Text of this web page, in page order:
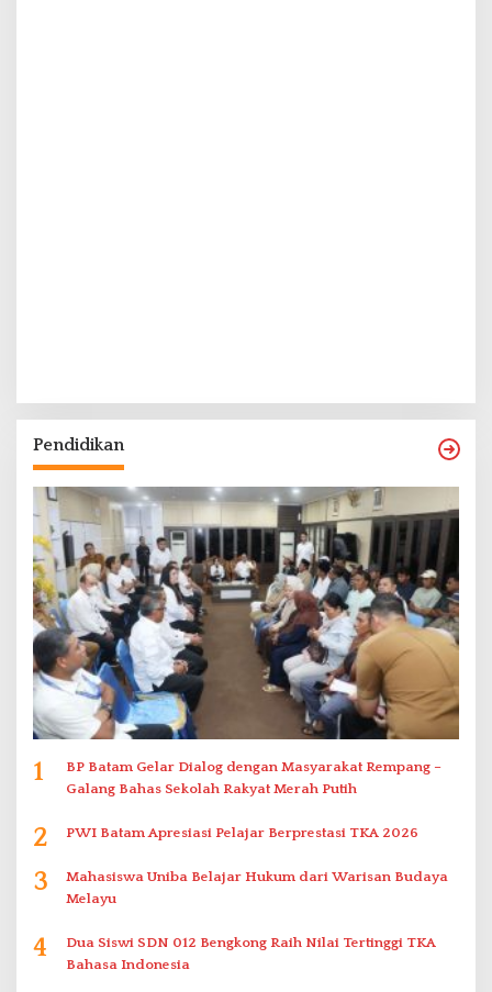
Pendidikan
1
BP Batam Gelar Dialog dengan Masyarakat Rempang –
Galang Bahas Sekolah Rakyat Merah Putih
2 PWI Batam Apresiasi Pelajar Berprestasi TKA 2026
3
Mahasiswa Uniba Belajar Hukum dari Warisan Budaya
Melayu
4
Dua Siswi SDN 012 Bengkong Raih Nilai Tertinggi TKA
Bahasa Indonesia